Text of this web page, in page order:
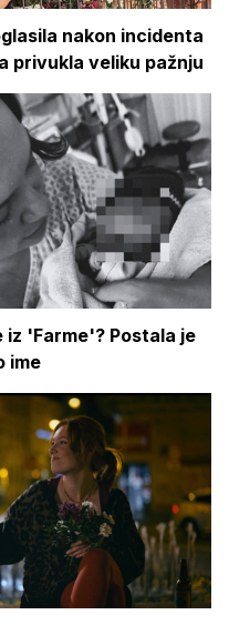
nakon incidenta
privukla veliku pažnju
iz 'Farme'? Postala je
ime